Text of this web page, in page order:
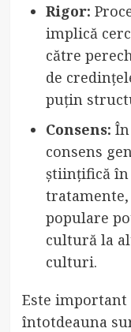
Rigor:
implică
către
de
puțin
Consens:
consens
științifică
populare
cultură la
culturi.
Este
întotdeauna